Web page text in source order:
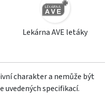
Lekárna AVE letáky
charakter a nemůže být
specifikací.